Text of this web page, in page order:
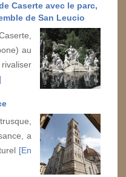
Caserte avec le parc,
de San Leucio
au
a
[En